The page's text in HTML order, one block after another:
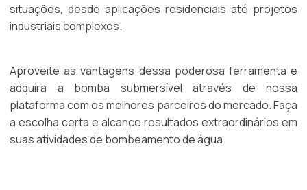
situações, desde aplicações residenciais até projetos
industriais complexos.
Aproveite as vantagens dessa poderosa ferramenta e
adquira a bomba submersível através de nossa
plataforma com os melhores parceiros do mercado. Faça
a escolha certa e alcance resultados extraordinários em
suas atividades de bombeamento de água.